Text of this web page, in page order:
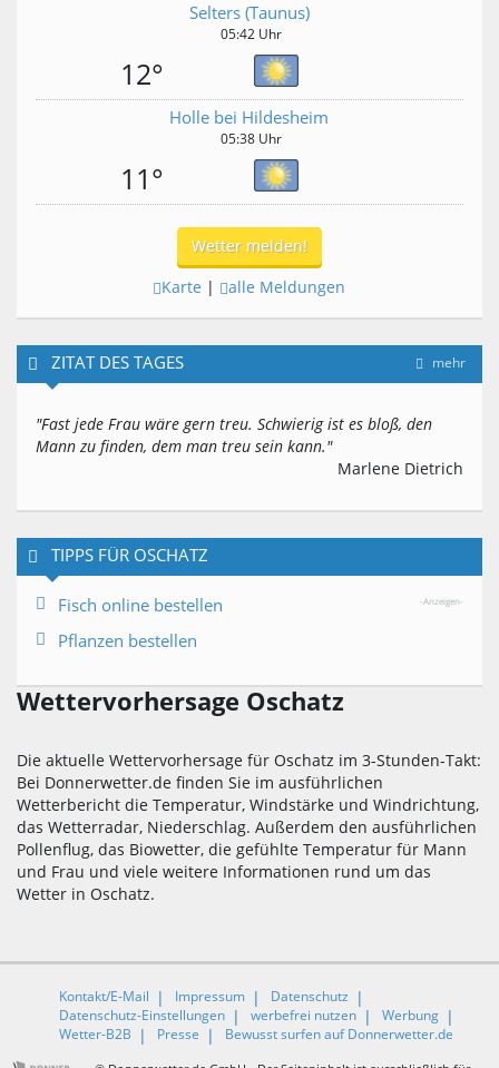
Selters (Taunus)
05:42 Uhr
12°
Holle bei Hildesheim
05:38 Uhr
11°
Wetter melden!
Karte | alle Meldungen
mehr
ZITAT DES TAGES
"Fast jede Frau wäre gern treu. Schwierig ist es bloß, den
Mann zu finden, dem man treu sein kann."
Marlene Dietrich
TIPPS FÜR OSCHATZ
-Anzeigen-
Fisch online bestellen
Pflanzen bestellen
Wettervorhersage Oschatz
Die aktuelle Wettervorhersage für Oschatz im 3-Stunden-Takt:
Bei Donnerwetter.de finden Sie im ausführlichen
Wetterbericht die Temperatur, Windstärke und Windrichtung,
das Wetterradar, Niederschlag. Außerdem den ausführlichen
Pollenflug, das Biowetter, die gefühlte Temperatur für Mann
und Frau und viele weitere Informationen rund um das
Wetter in Oschatz.
Kontakt/E-Mail Impressum
Datenschutz
Datenschutz-Einstellungen
werbefrei nutzen
Werbung
Wetter-B2B
Presse Bewusst surfen auf Donnerwetter.de